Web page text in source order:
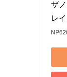
ザ
レ